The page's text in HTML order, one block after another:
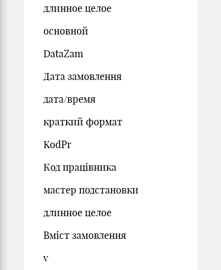
длинное целое
основной
DataZam
Дата замовлення
дата/время
краткий формат
KodPr
Код працівника
мастер подстановки
длинное целое
Вміст замовлення
v